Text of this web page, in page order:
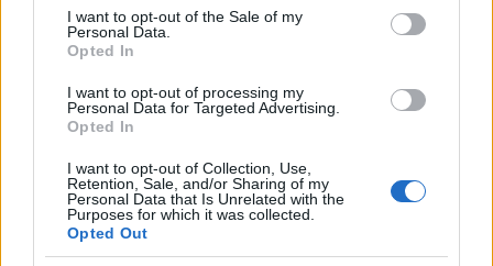
consent section.
I want to opt-out of the Sale of my
Personal Data.
Opted In
I want to opt-out of processing my
Personal Data for Targeted Advertising.
Opted In
I want to opt-out of Collection, Use,
Retention, Sale, and/or Sharing of my
Personal Data that Is Unrelated with the
Purposes for which it was collected.
Opted Out
ZUGEHÖRIG
Themen Iup
Langzeit-empfängnisverhütung
polskim